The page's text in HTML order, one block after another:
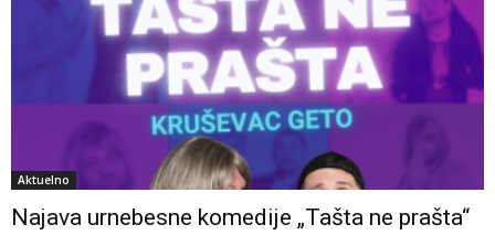
Aktuelno
Najava urnebesne komedije „Tašta ne prašta“